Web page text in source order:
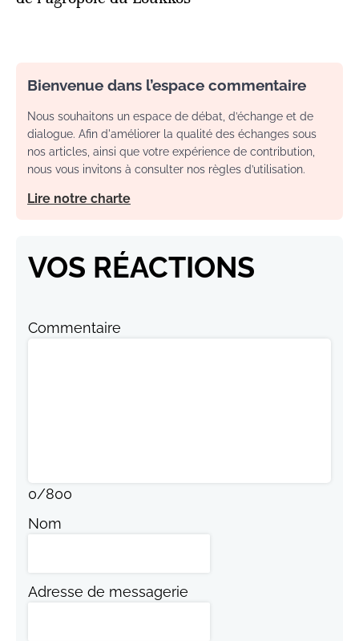
Bienvenue dans l’espace commentaire
Nous souhaitons un espace de débat, d’échange et de
dialogue. Afin d'améliorer la qualité des échanges sous
nos articles, ainsi que votre expérience de contribution,
nous vous invitons à consulter nos règles d’utilisation.
Lire notre charte
VOS RÉACTIONS
Commentaire
0/800
Nom
Adresse de messagerie